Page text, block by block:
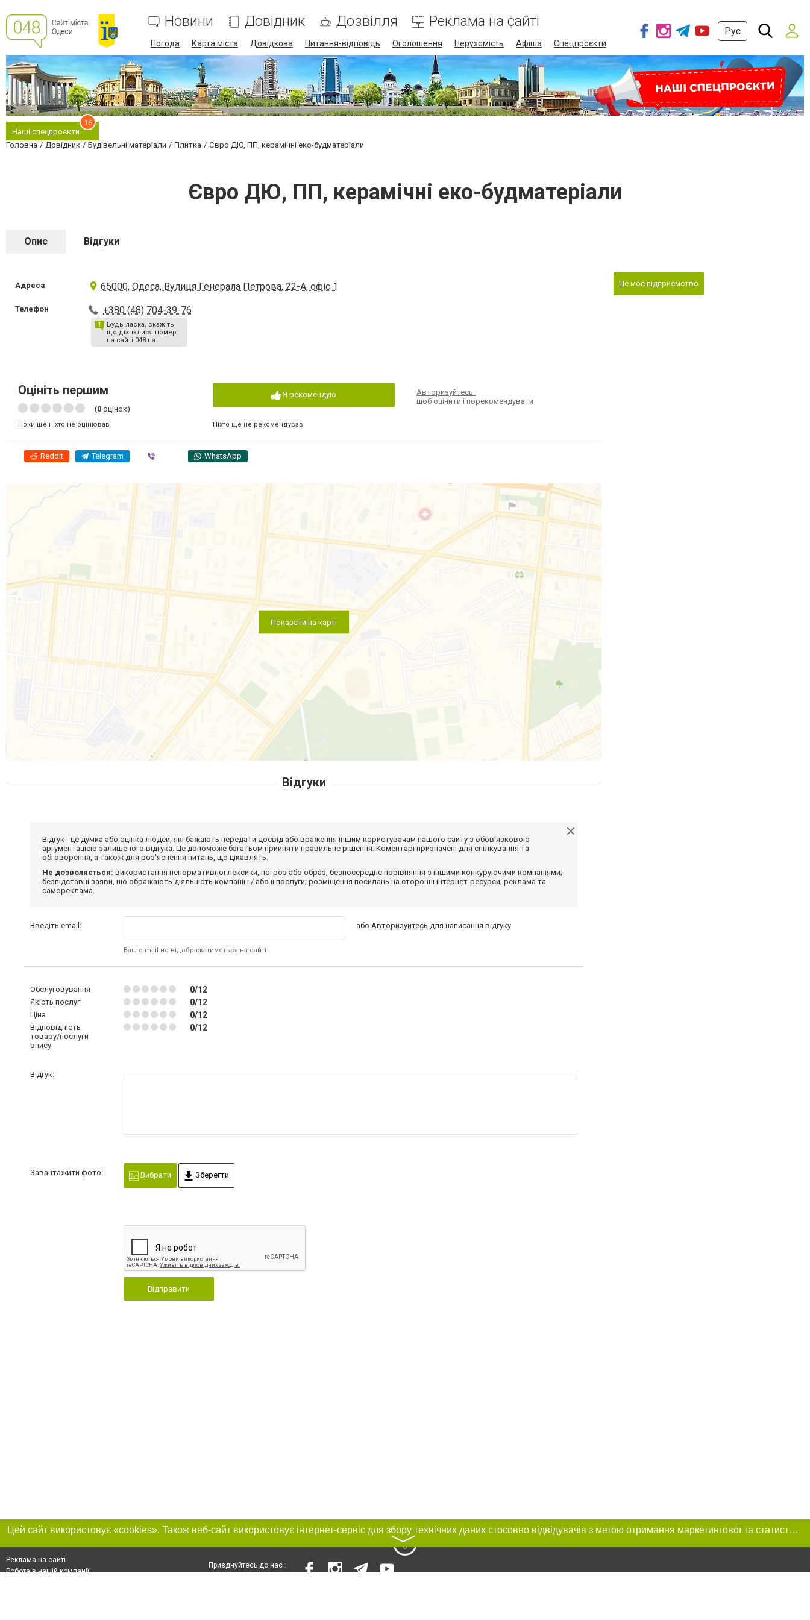
Новини Довідник Дозвілля Реклама на сайті
Погода Карта міста Довідкова Питання-відповідь Оголошення Нерухомість Афіша Спецпроєкти
Рус
Наші спецпроєкти
16
Головна Довідник Будівельні матеріали Плитка Євро ДЮ, ПП, керамічні еко-будматеріали
Євро ДЮ, ПП, керамічні еко-будматеріали
Опис Відгуки
Адреса 65000, Одеса, Вулиця Генерала Петрова, 22-А, офіс 1
Телефон +380 (48) 704-39-76
Будь ласка, скажіть,
що дізналися номер
на сайті 048.ua
Оцініть першим
(0 оцінок)
Поки ще ніхто не оцінював
Я рекомендую
Ніхто ще не рекомендував
Авторизуйтесь,
щоб оцінити і порекомендувати
Reddit Telegram WhatsApp
Показати на карті
Це моє підприємство
Відгуки
Відгук - це думка або оцінка людей, які бажають передати досвід або враження іншим користувачам нашого сайту з обов'язковою
аргументацією залишеного відгука. Це допоможе багатьом прийняти правильне рішення. Коментарі призначені для спілкування та
обговорення, а також для роз'яснення питань, що цікавлять.
Не дозволяється: використання ненормативної лексики, погроз або образ; безпосереднє порівняння з іншими конкуруючими компаніями;
безпідставні заяви, що ображають діяльність компанії і / або її послуги; розміщення посилань на сторонні інтернет-ресурси; реклама та
самореклама.
Введіть email:
Ваш e-mail не відображатиметься на сайті
абоАвторизуйтесь для написання відгуку
Обслуговування 0/12
Якість послуг 0/12
Ціна 0/12
Відповідність
товару/послуги
опису
0/12
Відгук:
Завантажити фото: Вибрати Зберегти
Відправити
Цей сайт використовує «cookies». Також веб-сайт використовує інтернет-сервіс для збору технічних даних стосовно відвідувачів з метою отримання маркетингової та статистичної інформації. Умови обробки даних відвідувачів сайту див.
〉
Реклама на сайті
Робота в нашій компанії
Приєднуйтесь до нас :